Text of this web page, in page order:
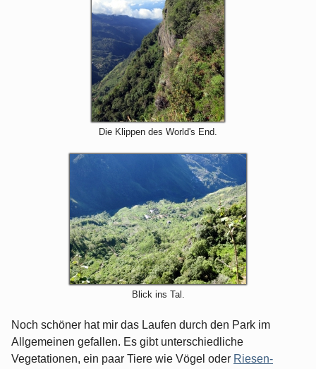
Die Klippen des World's End.
Blick ins Tal.
Noch schöner hat mir das Laufen durch den Park im
Allgemeinen gefallen. Es gibt unterschiedliche
Vegetationen, ein paar Tiere wie Vögel oder Riesen-